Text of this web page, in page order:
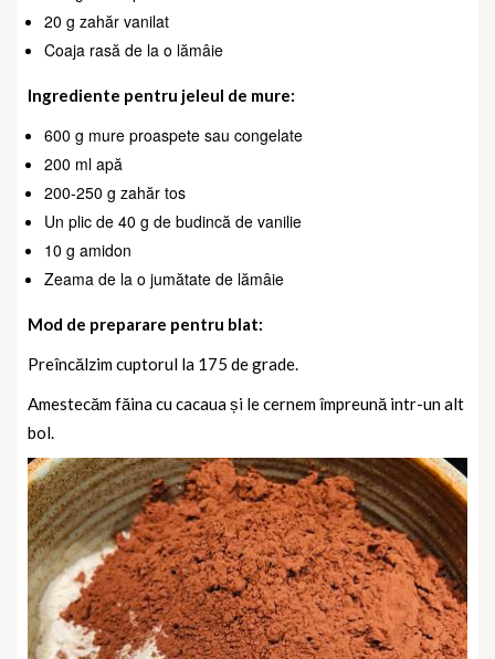
20 g zahăr vanilat
Coaja rasă de la o lămâie
Ingrediente pentru jeleul de mure:
600 g mure proaspete sau congelate
200 ml apă
200-250 g zahăr tos
Un plic de 40 g de budincă de vanilie
10 g amidon
Zeama de la o jumătate de lămâie
Mod de preparare pentru blat:
Preîncălzim cuptorul la 175 de grade.
Amestecăm făina cu cacaua și le cernem împreună intr-un alt
bol.